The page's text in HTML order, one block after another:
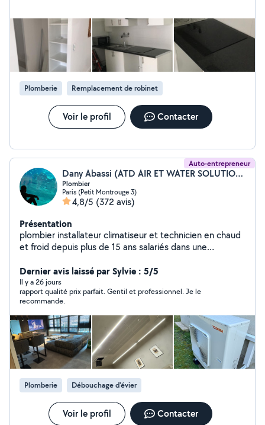
Plomberie Remplacement de robinet
Voir le profil Contacter
Auto-entrepreneur
Dany Abassi (ATD AIR ET WATER SOLUTION)
Plombier
Paris (Petit Montrouge 3)
4,8/5 (372 avis)
Présentation
plombier installateur climatiseur et technicien en chaud
et froid depuis plus de 15 ans salariés dans une
voisins ;-) à bientôt
Dernier avis laissé par Sylvie : 5/5
Il y a 26 jours
rapport qualité prix parfait. Gentil et professionnel. Je le
recommande.
Plomberie Débouchage d'évier
Voir le profil Contacter